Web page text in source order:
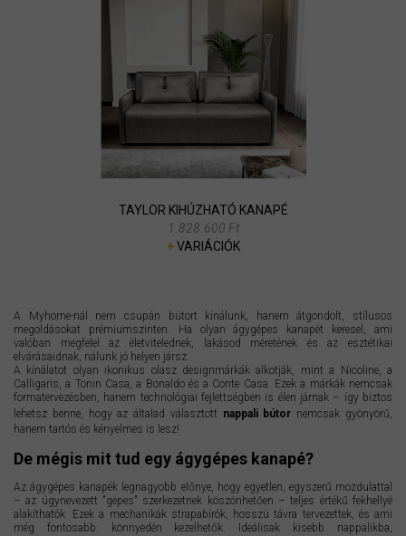
TAYLOR KIHÚZHATÓ KANAPÉ
1.828.600 Ft
+VARIÁCIÓK
A Myhome-nál nem csupán bútort kínálunk, hanem átgondolt, stílusos
megoldásokat prémiumszinten. Ha olyan ágygépes kanapét keresel, ami
valóban megfelel az életvitelednek, lakásod méretének és az esztétikai
elvárásaidnak, nálunk jó helyen jársz.
A kínálatot olyan ikonikus olasz designmárkák alkotják, mint a Nicoline, a
Calligaris, a Tonin Casa, a Bonaldo és a Conte Casa. Ezek a márkák nemcsak
formatervezésben, hanem technológiai fejlettségben is élen járnak – így biztos
lehetsz benne, hogy az általad választott nappali bútor nemcsak gyönyörű,
hanem tartós és kényelmes is lesz!
De mégis mit tud egy ágygépes kanapé?
Az ágygépes kanapék legnagyobb előnye, hogy egyetlen, egyszerű mozdulattal
– az úgynevezett "gépes" szerkezetnek köszönhetően – teljes értékű fekhellyé
alakíthatók. Ezek a mechanikák strapabírók, hosszú távra tervezettek, és ami
még fontosabb: könnyedén kezelhetők. Ideálisak kisebb nappalikba,